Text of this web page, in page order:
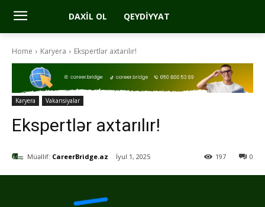
DAXIL OL QEYDIYYAT
Home Karyera Ekspertlər axtarılır!
Karyera Vakansiyalar
Ekspertlər axtarılır!
Müəllif: CareerBridge.az İyul 1, 2025 0
197